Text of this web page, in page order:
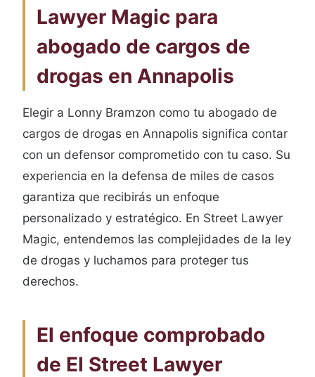
Lawyer Magic para
abogado de cargos de
drogas en Annapolis
Elegir a Lonny Bramzon como tu abogado de
cargos de drogas en Annapolis significa contar
con un defensor comprometido con tu caso. Su
experiencia en la defensa de miles de casos
garantiza que recibirás un enfoque
personalizado y estratégico. En Street Lawyer
Magic, entendemos las complejidades de la ley
de drogas y luchamos para proteger tus
derechos.
El enfoque comprobado
de El Street Lawyer